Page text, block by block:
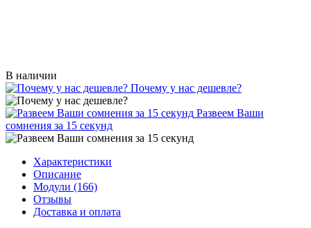
В наличии
Почему у нас дешевле?
Развеем Ваши
сомнения за 15 секунд
Характеристики
Описание
Модули (166)
Отзывы
Доставка и оплата